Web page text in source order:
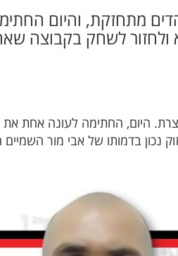
מתחזקת, והיום
ולחזור לשחק בקבוצה
היום, החתימה לעונה אחת את
נכון בדמותו של אבי מור